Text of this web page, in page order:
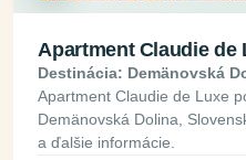
Apartment Claudie de
Destinácia: Demänovská
Apartment Claudie de Luxe
Demänovská Dolina,
a ďalšie informácie.